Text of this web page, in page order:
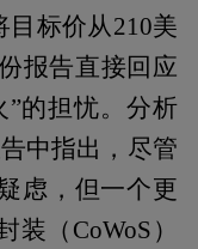
目标价从210美
报告直接回应
”的担忧。分析
中指出，尽管
虑，但一个更
（CoWoS）